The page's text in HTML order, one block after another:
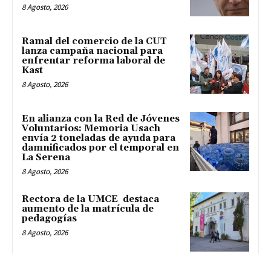
8 Agosto, 2026
Ramal del comercio de la CUT
lanza campaña nacional para
enfrentar reforma laboral de
Kast
8 Agosto, 2026
En alianza con la Red de Jóvenes
Voluntarios: Memoria Usach
envía 2 toneladas de ayuda para
damnificados por el temporal en
La Serena
8 Agosto, 2026
Rectora de la UMCE destaca
aumento de la matrícula de
pedagogías
8 Agosto, 2026